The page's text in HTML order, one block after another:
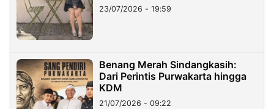
23/07/2026 - 19:59
Benang Merah Sindangkasih:
Dari Perintis Purwakarta hingga
KDM
21/07/2026 - 09:22